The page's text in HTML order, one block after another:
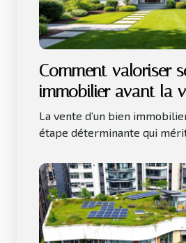
Comment valoriser
immobilier avant la
La vente d’un bien
étape déterminante qui